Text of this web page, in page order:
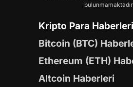
Kripto Para Haberleri
Bitcoin (BTC)
Ethereum (ETH)
Altcoin Haberleri